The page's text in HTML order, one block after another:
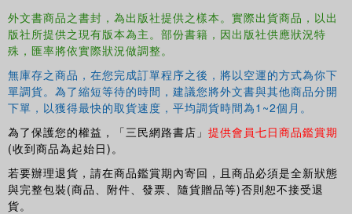
外文書商品之書封，為出版社提供之樣本。實際出貨商品，以出
版社所提供之現有版本為主。部份書籍，因出版社供應狀況特
殊，匯率將依實際狀況做調整。
無庫存之商品，在您完成訂單程序之後，將以空運的方式為你下
單調貨。為了縮短等待的時間，建議您將外文書與其他商品分開
下單，以獲得最快的取貨速度，平均調貨時間為1~2個月。
為了保護您的權益，「三民網路書店」 提供會員七日商品鑑賞期
(收到商品為起始日)。
若要辦理退貨，請在商品鑑賞期內寄回，且商品必須是全新狀態
與完整包裝(商品、附件、發票、隨貨贈品等)否則恕不接受退
貨。